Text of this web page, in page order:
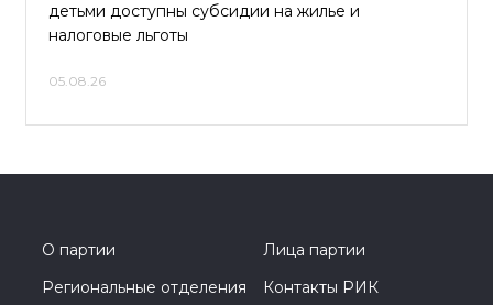
детьми доступны субсидии на жилье и
налоговые льготы
05.08.26
О партии
Лица партии
Региональные отделения
Контакты РИК